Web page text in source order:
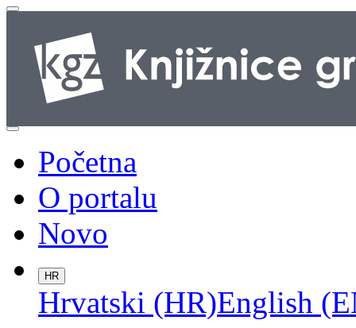
Početna
O portalu
Novo
HR
Hrvatski (HR)English